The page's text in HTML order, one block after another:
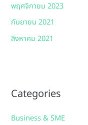
พฤศจิกายน 2023
กันยายน 2021
สิงหาคม 2021
Categories
Business & SME